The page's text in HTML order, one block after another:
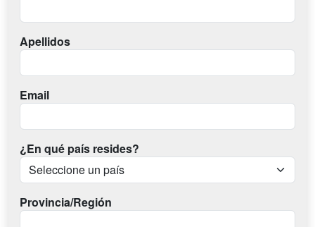
Apellidos
Email
¿En qué país resides?
Provincia/Región